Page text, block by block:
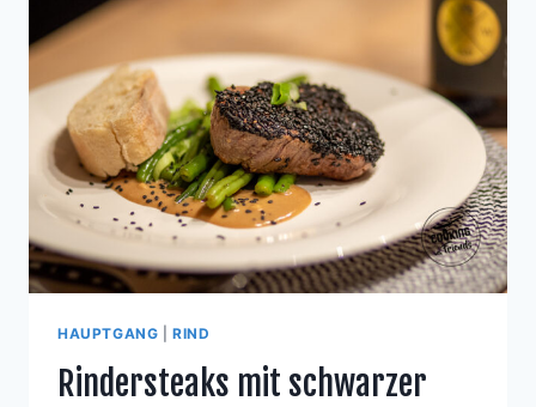
TAMPF U
ND K
NOBLAUCH-B
ALSAMICO-B
ROKKOLI
HAUPTGANG |RIND
Rindersteaks mit schwarzer